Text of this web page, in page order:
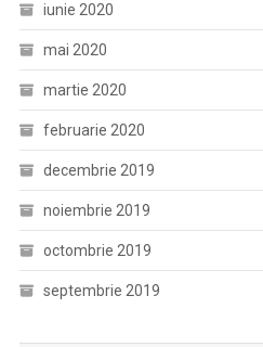
iunie 2020
mai 2020
martie 2020
februarie 2020
decembrie 2019
noiembrie 2019
octombrie 2019
septembrie 2019